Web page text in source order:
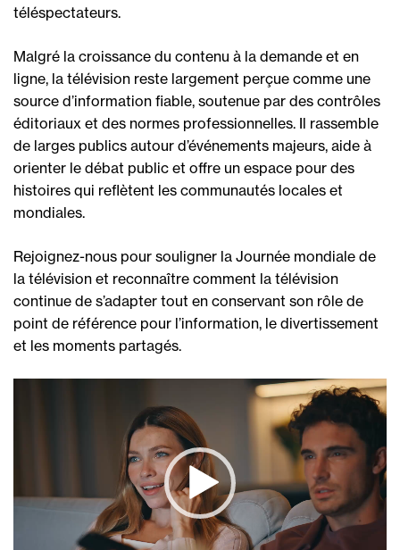
téléspectateurs.
Malgré la croissance du contenu à la demande et en
ligne, la télévision reste largement perçue comme une
source d’information fiable, soutenue par des contrôles
éditoriaux et des normes professionnelles. Il rassemble
de larges publics autour d’événements majeurs, aide à
orienter le débat public et offre un espace pour des
histoires qui reflètent les communautés locales et
mondiales.
Rejoignez-nous pour souligner la Journée mondiale de
la télévision et reconnaître comment la télévision
continue de s’adapter tout en conservant son rôle de
point de référence pour l’information, le divertissement
et les moments partagés.